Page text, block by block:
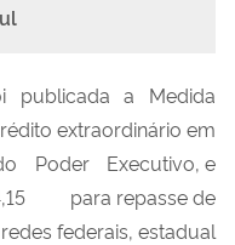
a Medida
extraordinário em
Poder Executivo, e
para repasse de
federais, estadual